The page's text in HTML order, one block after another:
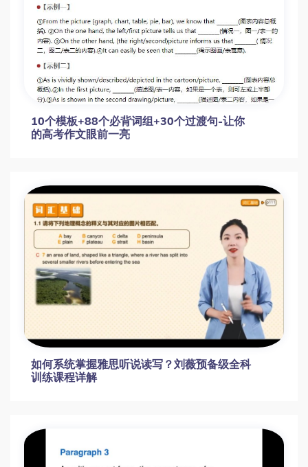
10个模板+88个必背词组+30个过渡句-让你
的高考作文眼前一亮
如何系统掌握雅思听说读写？刘薇预备级全科
训练课程详解